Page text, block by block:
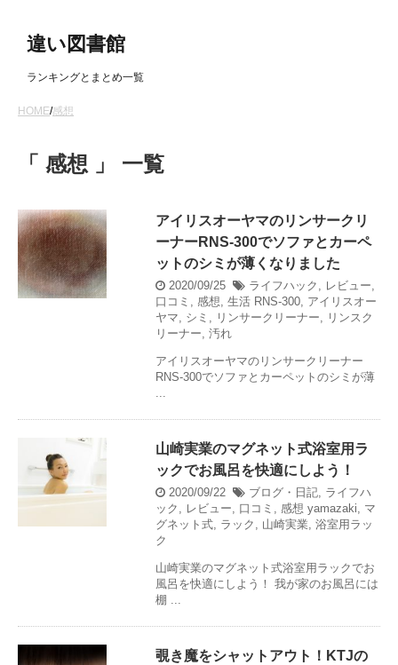
違い図書館
ランキングとまとめ一覧
HOME/感想
「 感想 」 一覧
アイリスオーヤマのリンサークリ
ーナーRNS-300でソファとカーペ
ットのシミが薄くなりました
2020/09/25 ライフハック , レビュー,
口コミ , 感想, 生活 RNS-300, アイリスオー
ヤマ, シミ , リンサークリーナー, リンスク
リーナー, 汚れ
アイリスオーヤマのリンサークリーナー
RNS-300でソファとカーペットのシミが薄
...
山崎実業のマグネット式浴室用ラ
ックでお風呂を快適にしよう！
2020/09/22 ブログ・日記, ライフハ
ック , レビュー, 口コミ , 感想 yamazaki, マ
グネット式, ラック , 山崎実業, 浴室用ラッ
ク
山崎実業のマグネット式浴室用ラックでお
風呂を快適にしよう！ 我が家のお風呂には
棚 ...
覗き魔をシャットアウト！KTJの